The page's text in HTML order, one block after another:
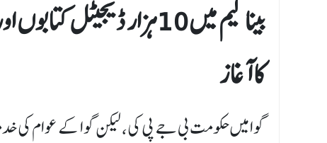
بینا ¶لیم میں 10ہزار
کا آغاز
گوا میں حکومت بی جے پی کی، لیکن گوا کے عوام